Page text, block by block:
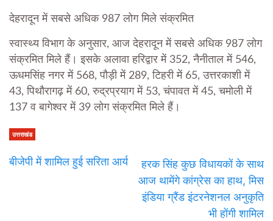
देहरादून में सबसे अधिक 987 लोग मिले संक्रमित
स्वास्थ्य विभाग के अनुसार, आज देहरादून में सबसे अधिक 987 लोग
संक्रमित मिले हैं। इसके अलावा हरिद्वार में 352, नैनीताल में 546,
ऊधमसिंह नगर में 568, पौड़ी में 289, टिहरी में 65, उत्तरकाशी में
43, पिथौरागढ़ में 60, रुद्रप्रयाग में 53, चंपावत में 45, चमोली में
137 व बागेश्वर में 39 लोग संक्रमित मिले हैं।
उत्तराखंड
बीजेपी में शामिल हुई सरिता आर्य
हरक सिंह कुछ विधायकों के साथ
आज थामेंगे कांग्रेस का हाथ, मिस
इंडिया ग्रैंड इंटरनेशनल अनुकृति
भी होंगी शामिल